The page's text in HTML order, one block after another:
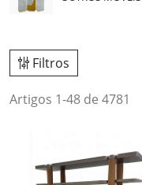
Filtros
Artigos 1-48 de 4781